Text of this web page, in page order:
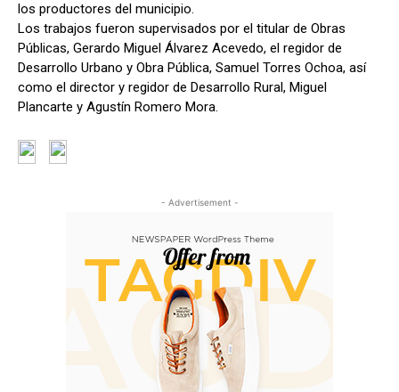
los productores del municipio.
Los trabajos fueron supervisados por el titular de Obras
Públicas, Gerardo Miguel Álvarez Acevedo, el regidor de
Desarrollo Urbano y Obra Pública, Samuel Torres Ochoa, así
como el director y regidor de Desarrollo Rural, Miguel
Plancarte y Agustín Romero Mora.
- Advertisement -